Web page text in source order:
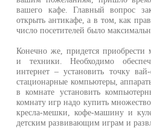
вашего кафе. Главный вопрос
открыть антикафе, а в том, как
число посетителей было
Конечно же, придется приобрести
и техники. Необходимо
интернет – установить точку
стационарные компьютеры,
в комнате установить
комнату игр надо купить
кресла-мешки, кофе-машину и
детским развивающим играм и